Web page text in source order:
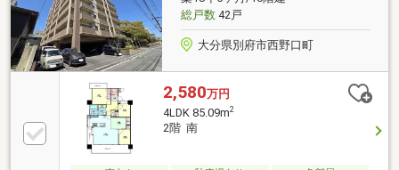
総戸数42戸
大分県別府市西野口町
2,580万円
4LDK 85.09m2
2階 南